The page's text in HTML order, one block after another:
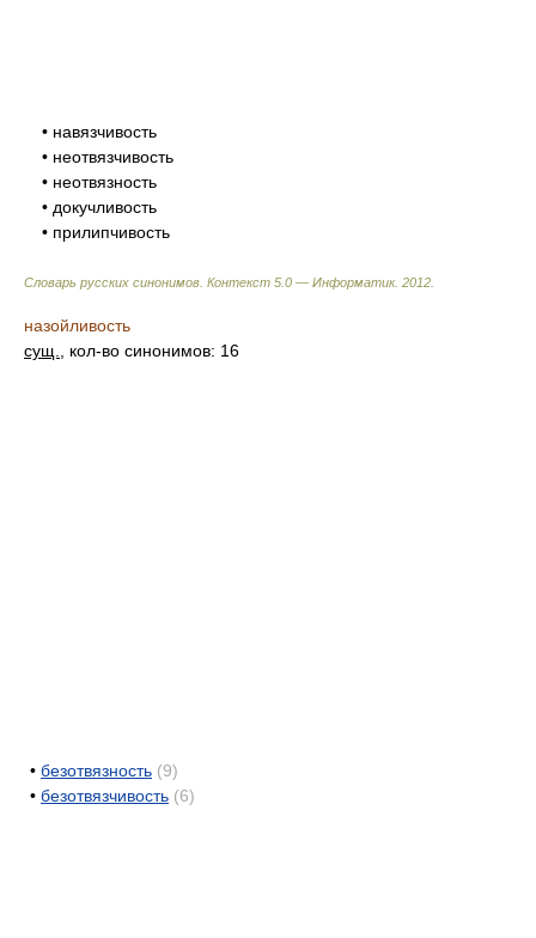
• навязчивость
• неотвязчивость
• неотвязность
• докучливость
• прилипчивость
Словарь русских синонимов. Контекст 5.0 — Информатик. 2012
назойливость
сущ.
, кол-во синонимов: 16
• безотвязность (9)
• безотвязчивость (6)